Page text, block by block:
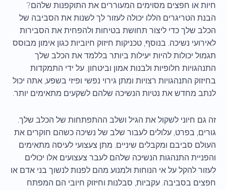
חיות או חפצים מסוימים המעוררים את התוקפנות שלהם?
הבנת הטריגרים הללו יכולה לעזור לך לשנות את הסביבה של
הכלב שלך כדי ליצור תחושת בטיחות ולהפחית את הסבירות
לאירועי נשיכה. בנוסף, טכניקות חיזוק חיוביות כגון אימון מבוסס
תגמול יכולות להיות יעילות ביותר בללמד את הכלב שלך
התנהגויות חלופיות ולבנות אמון וביטחון. על ידי התמקדות
בחיזוק התנהגויות רצויות ומתן גירוי נפשי ופיזי בשפע, אתה יכול
לנתב מחדש את נטיות הנשיכה שלהם לשקעים מתאימים יותר.
זה גם חיוני לשקול את הגיל ושלב ההתפתחות של הכלב שלך.
גורים, בפרט, עלולים לעבור שלב של נשיכה כשהם חוקרים את
העולם סביבם ומקבלים שיניים. מתן צעצועי לעיסה מתאימים
והפניית התנהגות הנשיכה שלהם לעבר צעצועים אלו יכולים
לעזור להקל על אי הנוחות ולמנוע מהם לפנות לנשוך בני אדם או
חפצים בסביבה. עקביות, סבלנות וחיזוק חיובי הם המפתח